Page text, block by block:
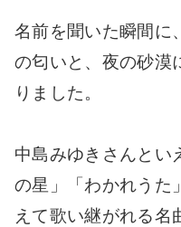
名前を聞いた瞬間に
の匂いと、夜の砂漠
りました。
中島みゆきさんとい
の星」「わかれうた
えて歌い継がれる名